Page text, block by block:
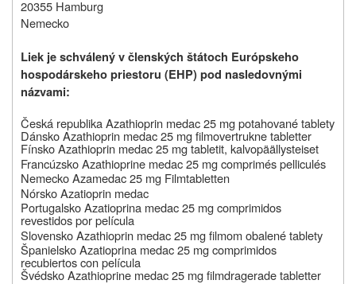
20355 Hamburg
Nemecko
Liek je schválený v členských štátoch Európskeho
hospodárskeho priestoru (EHP) pod nasledovnými
názvami:
Česká republikaAzathioprin medac 25 mgpotahované tablety
DánskoAzathioprin medac 25 mg filmovertrukne tabletter
FínskoAzathioprin medac 25 mg tabletit, kalvopäällysteiset
Francúzsko Azathioprine medac 25 mg comprimés pelliculés
NemeckoAzamedac 25 mg Filmtabletten
Nórsko Azatioprin medac
PortugalskoAzatioprina medac 25 mg comprimidos
revestidos por película
Slovensko Azathioprin medac 25 mg filmom obalené tablety
Španielsko Azatioprina medac 25 mg comprimidos
recubiertos con película
ŠvédskoAzathioprine medac 25 mg filmdragerade tabletter